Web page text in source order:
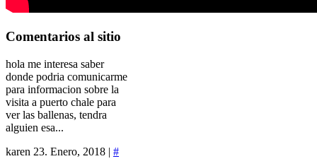
Comentarios al sitio
hola me interesa saber
donde podria comunicarme
para informacion sobre la
visita a puerto chale para
ver las ballenas, tendra
alguien esa...
karen 23. Enero, 2018 | #